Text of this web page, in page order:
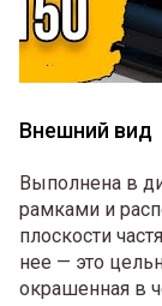
Внешний вид
Выполнена в
рамками и
плоскости
нее — это
окрашенная в